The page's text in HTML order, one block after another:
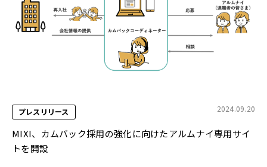
プレスリリース 2024.09.20
MIXI、カムバック採用の強化に向けたアルムナイ専用サイ
トを開設